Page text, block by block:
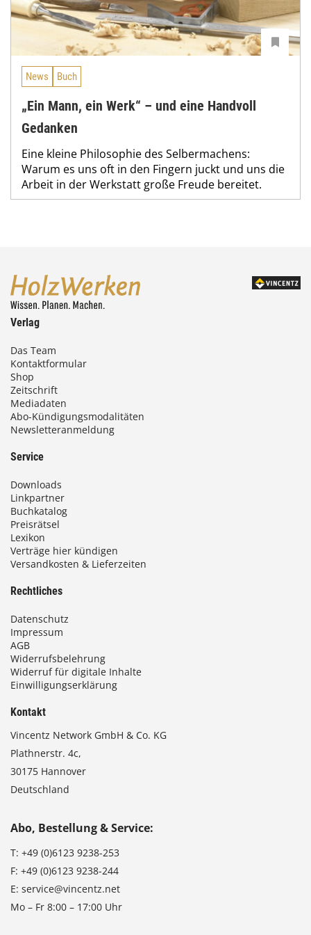
News Buch
„Ein Mann, ein Werk“ – und eine Handvoll
Gedanken
Eine kleine Philosophie des Selbermachens:
Warum es uns oft in den Fingern juckt und uns die
Arbeit in der Werkstatt große Freude bereitet.
Verlag
Das Team
Kontaktformular
Shop
Zeitschrift
Mediadaten
Abo-Kündigungsmodalitäten
Newsletteranmeldung
Service
Downloads
Linkpartner
Buchkatalog
Preisrätsel
Lexikon
Verträge hier kündigen
Versandkosten & Lieferzeiten
Rechtliches
Datenschutz
Impressum
AGB
Widerrufsbelehrung
Widerruf für digitale Inhalte
Einwilligungserklärung
Kontakt
Vincentz Network GmbH & Co. KG
Plathnerstr. 4c,
30175 Hannover
Deutschland
Abo, Bestellung & Service:
T: +49 (0)6123 9238-253
F: +49 (0)6123 9238-244
E: service@vincentz.net
Mo – Fr 8:00 – 17:00 Uhr